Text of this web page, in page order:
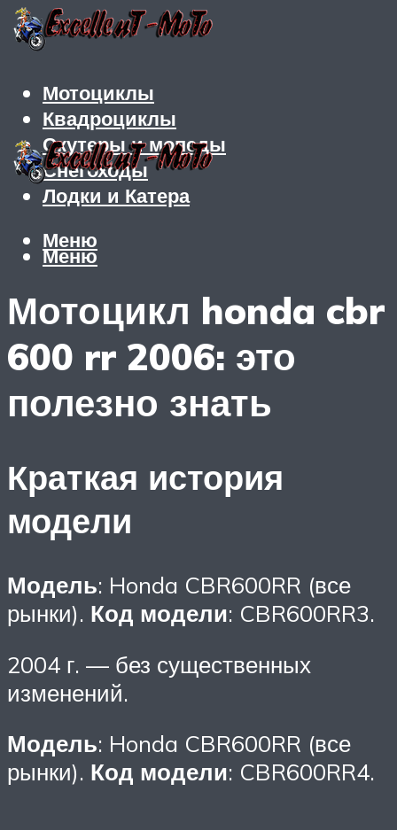
Мотоциклы
Квадроциклы
Скутеры и мопеды
Снегоходы
Лодки и Катера
Меню
Меню
Мотоцикл honda cbr
600 rr 2006: это
полезно знать
Краткая история
модели
Модель: Honda CBR600RR (все
рынки). Код модели: CBR600RR3.
2004 г. — без существенных
изменений.
Модель: Honda CBR600RR (все
рынки). Код модели: CBR600RR4.